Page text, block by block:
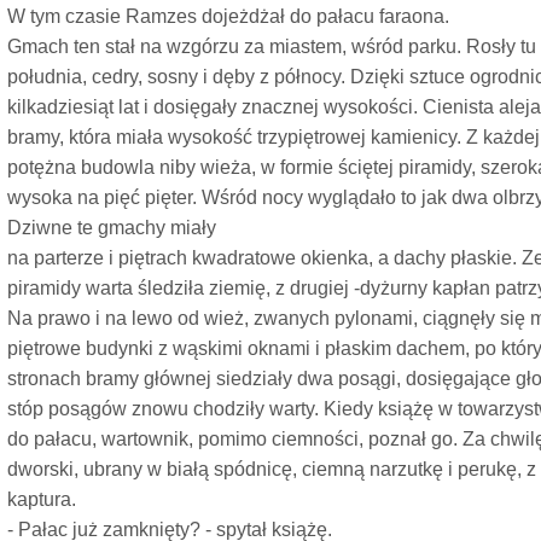
W tym czasie Ramzes dojeżdżał do pałacu faraona.
Gmach ten stał na wzgórzu za miastem, wśród parku. Rosły
południa, cedry, sosny i dęby z północy. Dzięki sztuce
kilkadziesiąt lat i dosięgały znacznej wysokości. Cienista aleja
bramy, która miała wysokość trzypiętrowej kamienicy. Z
potężna budowla niby wieża, w formie ściętej piramidy,
wysoka na pięć pięter. Wśród nocy wyglądało to jak dwa
Dziwne te gmachy miały
na parterze i piętrach kwadratowe okienka, a dachy płaskie.
piramidy warta śledziła ziemię, z drugiej -dyżurny kapłan
Na prawo i na lewo od wież, zwanych pylonami, ciągnęły się
piętrowe budynki z wąskimi oknami i płaskim dachem, po
stronach bramy głównej siedziały dwa posągi, dosięgające
stóp posągów znowu chodziły warty. Kiedy książę w
do pałacu, wartownik, pomimo ciemności, poznał go. Za
dworski, ubrany w białą spódnicę, ciemną narzutkę i perukę,
kaptura.
- Pałac już zamknięty? - spytał książę.